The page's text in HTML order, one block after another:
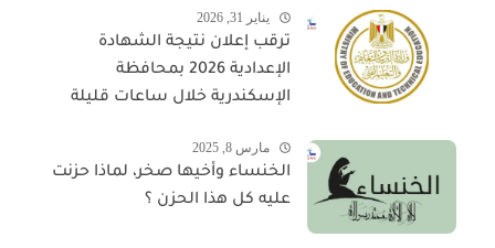
يناير 31, 2026
ترقب إعلان نتيجة الشهادة
الإعدادية 2026 بمحافظة
الإسكندرية خلال ساعات قليلة
مارس 8, 2025
الخنساء وأخيها صخر، لماذا حزنت
عليه كل هذا الحزن ؟